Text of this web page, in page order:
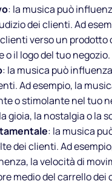
: la musica può
dei clienti. Ad
verso un prodotto
o il logo del tuo negozio.
: la musica può
Ad esempio, la
o stimolante nel tuo
gioia, la nostalgia o la
: la musica
dei clienti. Ad
la velocità di
medio del carrello